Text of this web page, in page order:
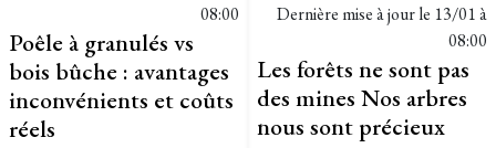
08:00
Poêle à granulés vs
bois bûche : avantages
inconvénients et coûts
réels
Dernière mise à jour le 13/01 à
08:00
Les forêts ne sont pas
des mines Nos arbres
nous sont précieux